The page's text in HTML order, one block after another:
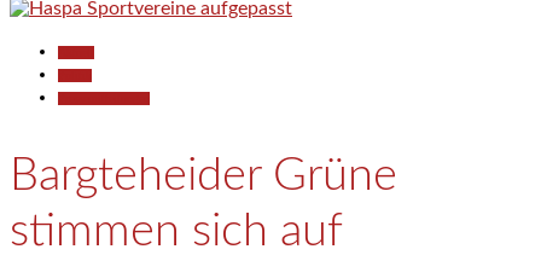
Bargteheider Grüne
stimmen sich auf